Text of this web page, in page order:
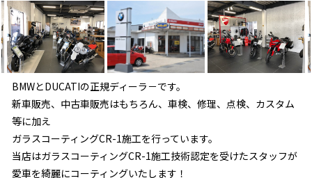
BMWとDUCATIの正規ディーラ－です。
新車販売、中古車販売はもちろん、車検、修理、点検、カスタム
等に加え
ガラスコーティングCR-1施工を行っています。
当店はガラスコーティングCR-1施工技術認定を受けたスタッフが
愛車を綺麗にコーティングいたします！